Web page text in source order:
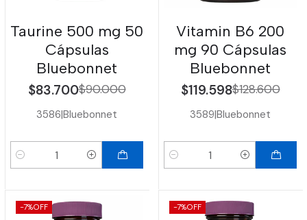
Taurine 500 mg 50
Cápsulas
Bluebonnet
$83.700$90.000
3586|Bluebonnet
Cantidad
Vitamin B6 200
mg 90 Cápsulas
Bluebonnet
$119.598$128.600
3589|Bluebonnet
Cantidad
-7%OFF -7%OFF